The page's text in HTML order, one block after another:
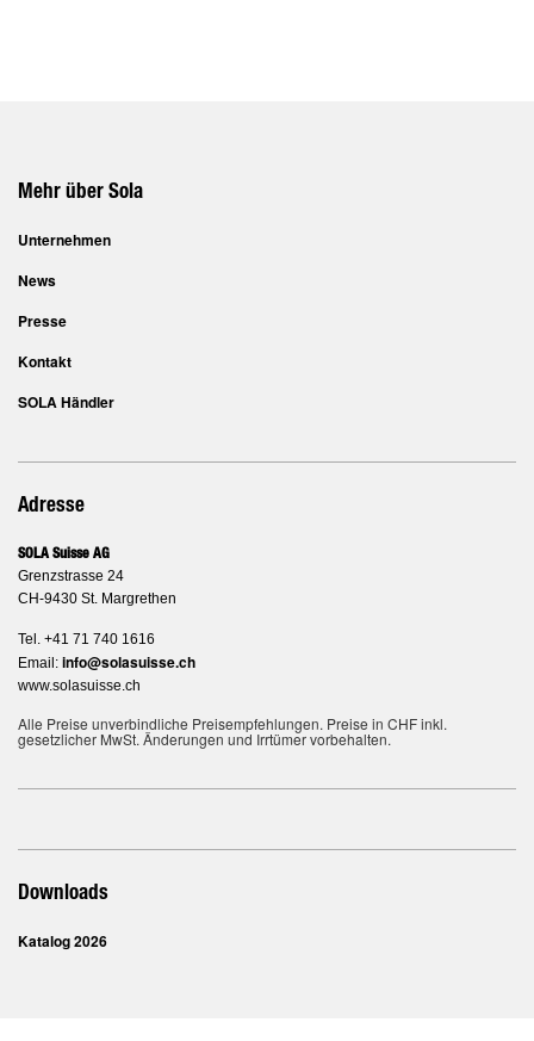
Mehr über Sola
Unternehmen
News
Presse
Kontakt
SOLA Händler
Adresse
SOLA Suisse AG
Grenzstrasse 24
CH-9430 St. Margrethen
Tel. +41 71 740 1616
Email: info@solasuisse.ch
www.solasuisse.ch
Alle Preise unverbindliche Preisempfehlungen. Preise in CHF inkl.
gesetzlicher MwSt. Änderungen und Irrtümer vorbehalten.
Downloads
Katalog 2026